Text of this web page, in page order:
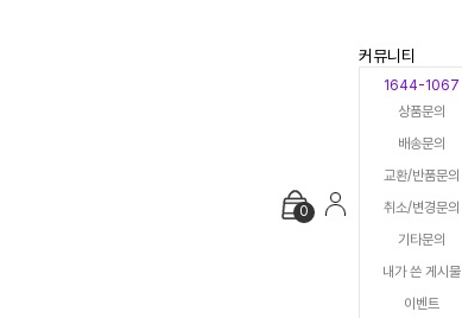
0
커뮤니티
1644-1067
상품문의
배송문의
교환/반품문의
취소/변경문의
기타문의
내가 쓴 게시물
이벤트